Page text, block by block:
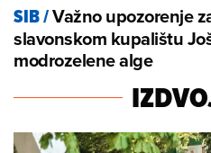
SIB/Važno upozorenje
slavonskom kupalištu
modrozelene alge